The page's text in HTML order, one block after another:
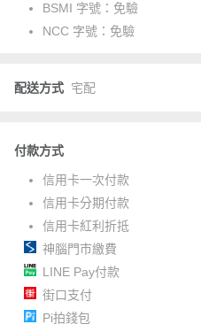
BSMI 字號： 免驗
NCC 字號： 免驗
配送方式 宅配
付款方式
信用卡一次付款
信用卡分期付款
信用卡紅利折抵
神腦門市繳費
LINE Pay付款
街口支付
Pi拍錢包